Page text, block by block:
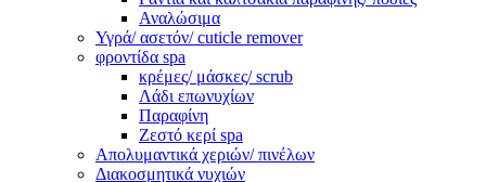
Αναλώσιμα
Υγρά/ ασετόν/ cuticle remover
φροντίδα spa
κρέμες/ μάσκες/ scrub
Λάδι επωνυχίων
Παραφίνη
Ζεστό κερί spa
Απολυμαντικά χεριών/ πινέλων
Διακοσμητικά νυχιών